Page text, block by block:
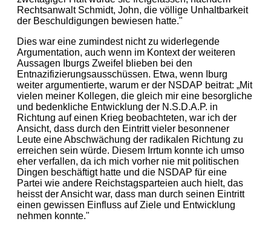
Rechtsanwalt Schmidt, John, die völlige Unhaltbarkeit
der Beschuldigungen bewiesen hatte."
Dies war eine zumindest nicht zu widerlegende
Argumentation, auch wenn im Kontext der weiteren
Aussagen Iburgs Zweifel blieben bei den
Entnazifizierungsausschüssen. Etwa, wenn Iburg
weiter argumentierte, warum er der NSDAP beitrat: „Mit
vielen meiner Kollegen, die gleich mir eine besorgliche
und bedenkliche Entwicklung der N.S.D.A.P. in
Richtung auf einen Krieg beobachteten, war ich der
Ansicht, dass durch den Eintritt vieler besonnener
Leute eine Abschwächung der radikalen Richtung zu
erreichen sein würde. Diesem Irrtum konnte ich umso
eher verfallen, da ich mich vorher nie mit politischen
Dingen beschäftigt hatte und die NSDAP für eine
Partei wie andere Reichstagsparteien auch hielt, das
heisst der Ansicht war, dass man durch seinen Eintritt
einen gewissen Einfluss auf Ziele und Entwicklung
nehmen konnte."